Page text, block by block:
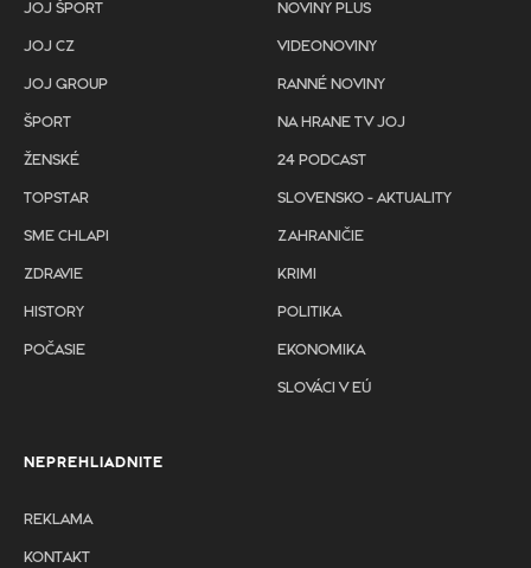
JOJ ŠPORT
JOJ CZ
JOJ GROUP
ŠPORT
ŽENSKÉ
TOPSTAR
SME CHLAPI
ZDRAVIE
HISTORY
POČASIE
NOVINY PLUS
VIDEONOVINY
RANNÉ NOVINY
NA HRANE TV JOJ
24 PODCAST
SLOVENSKO - AKTUALITY
ZAHRANIČIE
KRIMI
POLITIKA
EKONOMIKA
SLOVÁCI V EÚ
NEPREHLIADNITE
REKLAMA
KONTAKT